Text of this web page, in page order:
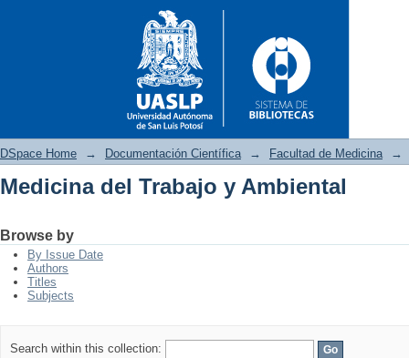
DSpace Home → Documentación Científica → Facultad de Medicina →
Medicina del Trabajo y Ambiental
Browse by
By Issue Date
Authors
Titles
Subjects
Search within this collection: